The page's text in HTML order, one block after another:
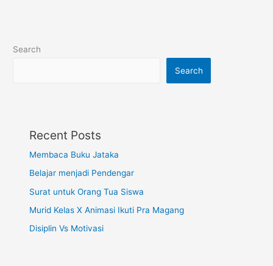
Search
Search
Recent Posts
Membaca Buku Jataka
Belajar menjadi Pendengar
Surat untuk Orang Tua Siswa
Murid Kelas X Animasi Ikuti Pra Magang
Disiplin Vs Motivasi